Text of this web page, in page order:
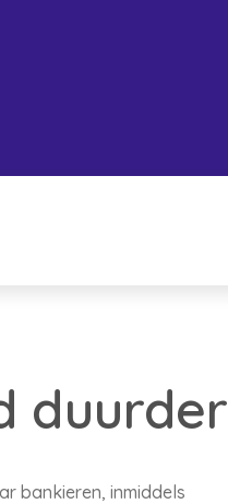
duurder
bankieren, inmiddels